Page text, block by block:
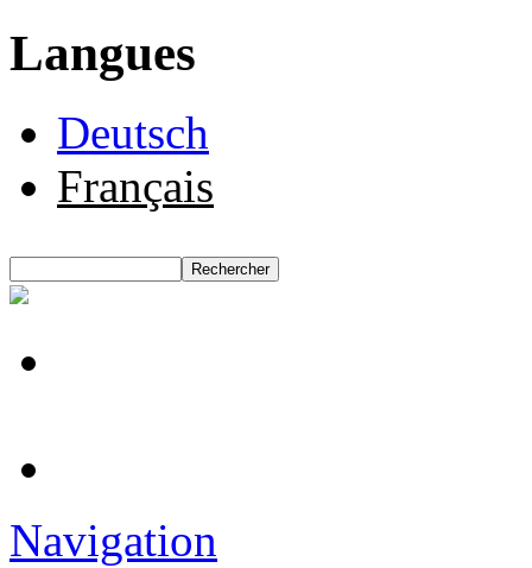
Langues
Deutsch
Français
Formulaire de recherche
Navigation